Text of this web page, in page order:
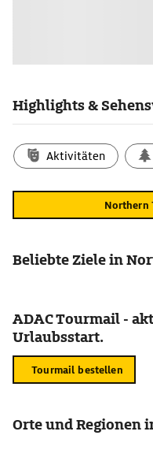
Highlights &
Aktivitäten
Northern
Beliebte Ziele in
ADAC Tourmail -
Urlaubsstart.
Tourmail bestellen
Orte und Regionen